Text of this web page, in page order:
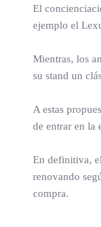
El
ejemplo el
Mientras, los
su stand un
A estas
de entrar en la
En definitiva,
renovando
compra.